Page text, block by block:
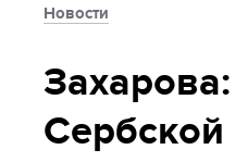
Новости